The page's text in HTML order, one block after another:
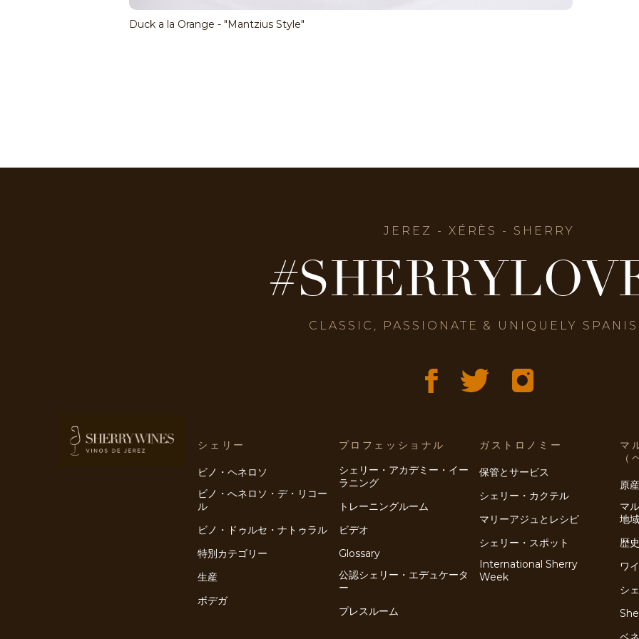
Duck a la Orange - "Mantzius Style"
JEREZ - XÉRÈS - SHERRY
CLASSIC, PASSIONATE & UNIQUELY
シェリー
ビノ・ヘネロソ
ビノ・へネロソ・デ・リコー
ル
ビノ・ドゥルセ・ナトゥラル
特別カテゴリー
生産
ボデガ
プロフェッショナル
シェリー・アカデミー・イー
ラニング
トレーニングルーム
ビデオ
Glossary
公認シェリー・エデュケータ
ー
プレスルーム
ガストロノミー
保管とサービス
シェリー・カクテル
マリーアジュとレシピ
シェリー・スポット
International Sherry
Week
マ
原
マ
地
歴
ワ
シ